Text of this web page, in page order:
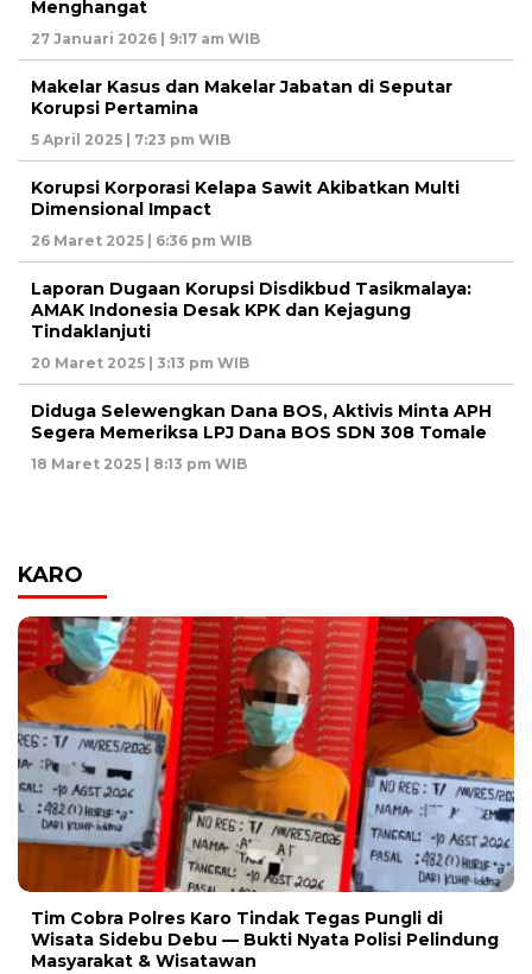
Menghangat
27 Januari 2026 | 9:17 am WIB
Makelar Kasus dan Makelar Jabatan di Seputar
Korupsi Pertamina
5 April 2025 | 7:23 pm WIB
Korupsi Korporasi Kelapa Sawit Akibatkan Multi
Dimensional Impact
26 Maret 2025 | 6:36 pm WIB
Laporan Dugaan Korupsi Disdikbud Tasikmalaya:
AMAK Indonesia Desak KPK dan Kejagung
Tindaklanjuti
20 Maret 2025 | 3:13 pm WIB
Diduga Selewengkan Dana BOS, Aktivis Minta APH
Segera Memeriksa LPJ Dana BOS SDN 308 Tomale
18 Maret 2025 | 8:13 pm WIB
KARO
Tim Cobra Polres Karo Tindak Tegas Pungli di
Wisata Sidebu Debu — Bukti Nyata Polisi Pelindung
Masyarakat & Wisatawan